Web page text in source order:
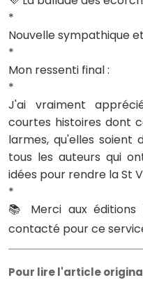
*
Nouvelle sympathique
*
Mon ressenti final :
*
J'ai vraiment
courtes histoires dont
larmes, qu'elles soient
tous les auteurs qui
idées pour rendre la St
*
📚 Merci aux éditions
contacté pour ce
Pour lire l'article